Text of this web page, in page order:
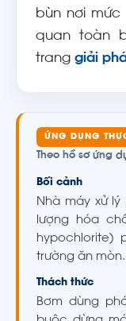
bùn nơi
quan toàn
trang giải
ỨNG DỤNG
Theo hồ sơ ứng
Bối cảnh
Nhà máy xử
lượng hóa
hypochlorite)
trường ăn mòn.
Thách thức
Bơm dùng